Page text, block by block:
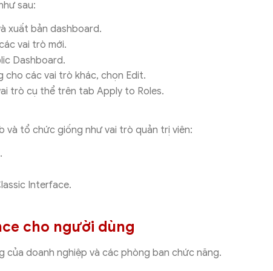
sau:
xuất bản dashboard.
vai trò mới.
Dashboard.
cho các vai trò khác, chọn Edit.
trò cụ thể trên tab Apply to Roles.
và tổ chức giống như vai trò quản trị viên:
Interface.
cho người dùng
doanh nghiệp và các phòng ban chức năng.